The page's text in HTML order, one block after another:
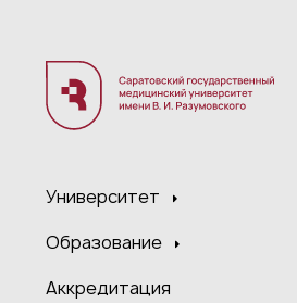
Университет
Образование
Аккредитация